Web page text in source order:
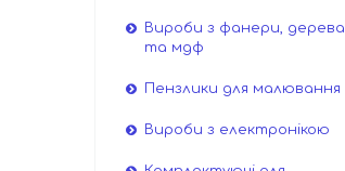
Вироби з фанери, дерева
та мдф
Пензлики для малювання
Вироби з електронікою